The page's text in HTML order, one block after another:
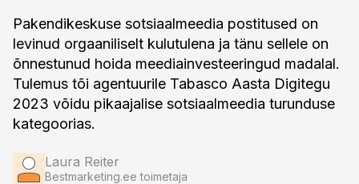
Pakendikeskuse sotsiaalmeedia postitused on
levinud orgaaniliselt kulutulena ja tänu sellele on
õnnestunud hoida meediainvesteeringud madalal.
Tulemus tõi agentuurile Tabasco Aasta Digitegu
2023 võidu pikaajalise sotsiaalmeedia turunduse
kategoorias.
Laura Reiter
Bestmarketing.ee toimetaja